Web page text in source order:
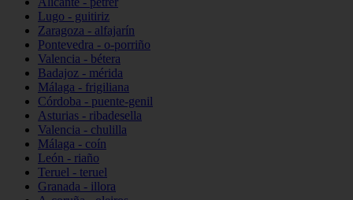
Lugo - guitiriz
Zaragoza - alfajarín
Pontevedra - o-porriño
Valencia - bétera
Badajoz - mérida
Málaga - frigiliana
Córdoba - puente-genil
Asturias - ribadesella
Valencia - chulilla
Málaga - coín
León - riaño
Teruel - teruel
Granada - illora